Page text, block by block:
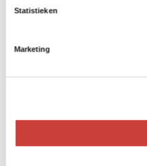
Statistieken
Marketing